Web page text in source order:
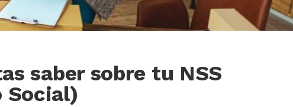
saber sobre tu NSS
Social)